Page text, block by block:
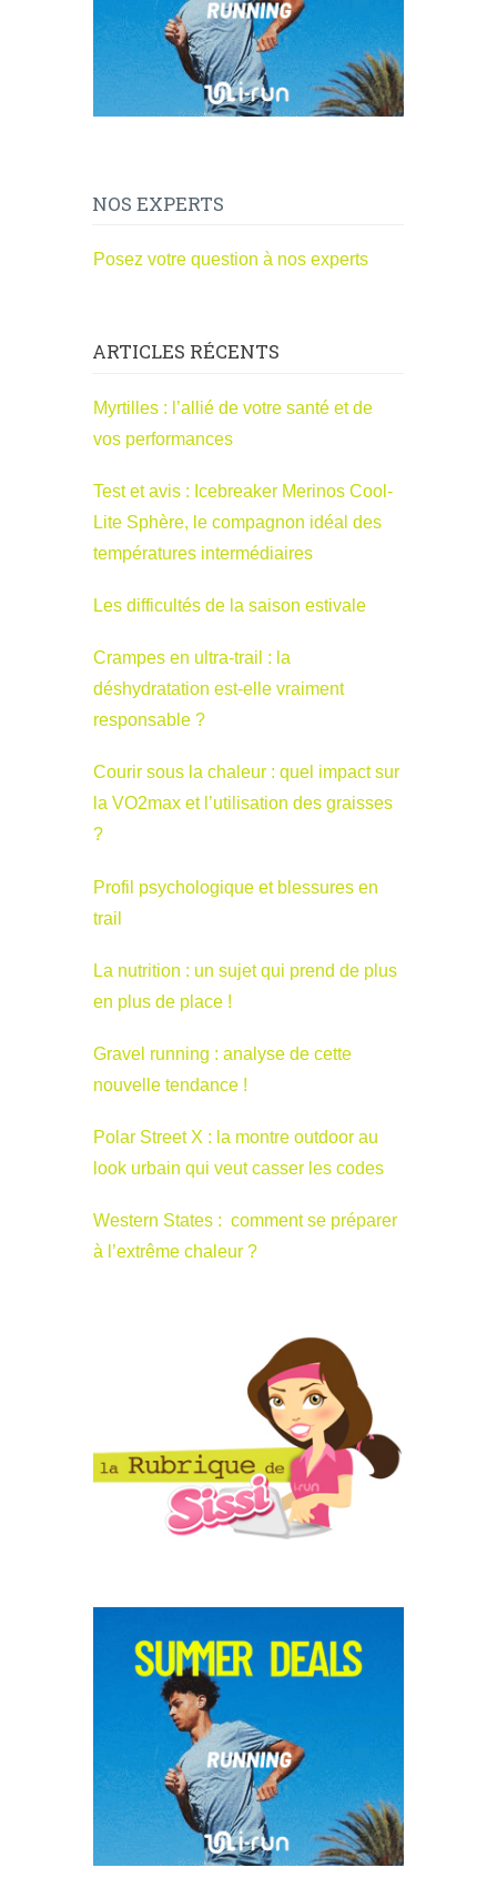
NOS EXPERTS
Posez votre question à nos experts
ARTICLES RÉCENTS
Myrtilles : l’allié de votre santé et de
vos performances
Test et avis : Icebreaker Merinos Cool-
Lite Sphère, le compagnon idéal des
températures intermédiaires
Les difficultés de la saison estivale
Crampes en ultra-trail : la
déshydratation est-elle vraiment
responsable ?
Courir sous la chaleur : quel impact sur
la VO2max et l’utilisation des graisses
?
Profil psychologique et blessures en
trail
La nutrition : un sujet qui prend de plus
en plus de place !
Gravel running : analyse de cette
nouvelle tendance !
Polar Street X : la montre outdoor au
look urbain qui veut casser les codes
Western States : comment se préparer
à l’extrême chaleur ?